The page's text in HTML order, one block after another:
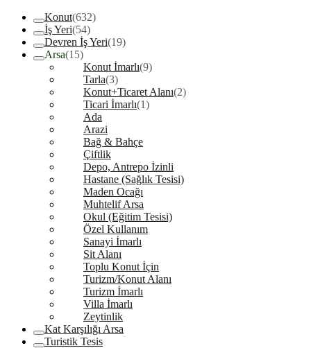
Konut(632)
İş Yeri(54)
Devren İş Yeri(19)
Arsa(15)
Konut İmarlı(9)
Tarla(3)
Konut+Ticaret Alanı(2)
Ticari İmarlı(1)
Ada
Arazi
Bağ & Bahçe
Çiftlik
Depo, Antrepo İzinli
Hastane (Sağlık Tesisi)
Maden Ocağı
Muhtelif Arsa
Okul (Eğitim Tesisi)
Özel Kullanım
Sanayi İmarlı
Sit Alanı
Toplu Konut İçin
Turizm/Konut Alanı
Turizm İmarlı
Villa İmarlı
Zeytinlik
Kat Karşılığı Arsa
Turistik Tesis